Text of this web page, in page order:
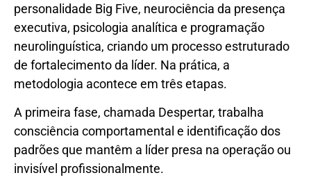
personalidade Big Five, neurociência da presença
executiva, psicologia analítica e programação
neurolinguística, criando um processo estruturado
de fortalecimento da líder. Na prática, a
metodologia acontece em três etapas.
A primeira fase, chamada Despertar, trabalha
consciência comportamental e identificação dos
padrões que mantêm a líder presa na operação ou
invisível profissionalmente.